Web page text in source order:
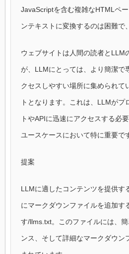
JavaScriptを含む複雑なHTMLペ
ンテキストに変換するのは困難で
ウェブサイトは人間の読者とLLM
が、LLMにとっては、より簡潔で
クセスしやすい場所に集められて
トとなります。これは、LLMがプ
トやAPIに迅速にアクセスする必
ユースケースにおいて特に重要で
提案
LLMに適したコンテンツを提供す
にマークダウンファイルを追加す
す/llms.txt。このファイルには、
ンス、そして詳細なマークダウン